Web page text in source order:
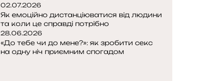
02.07.2026
Як емоційно дистанціюватися від людини
та коли це справді потрібно
28.06.2026
«До тебе чи до мене?»: як зробити секс
на одну ніч приємним спогадом